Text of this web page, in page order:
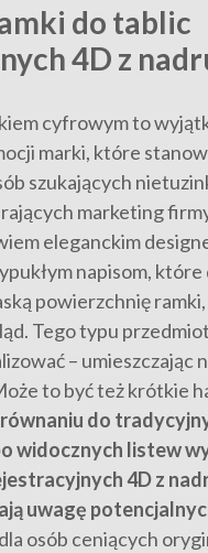
do tablic
4D z
cyfrowym to
marki, które
szukających
marketing
eleganckim
napisom,
powierzchnię
Tego typu
– umieszczając
to być też krótkie
do
widocznych listew
4D z
uwagę
osób ceniących